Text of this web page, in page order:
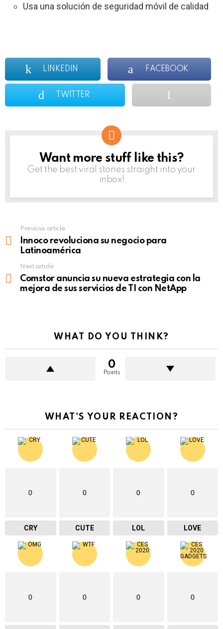
Usa una solución de seguridad móvil de calidad
LINKEDIN FACEBOOK
TWITTER
NEWSLETTER
Want more stuff like this?
Get the best viral stories straight into your
inbox!
more
Previous article
Innoco revoluciona su negocio para
Latinoamérica
Next article
Comstor anuncia su nueva estrategia con la
mejora de sus servicios de TI con NetApp
WHAT DO YOU THINK?
0
Points
WHAT'S YOUR REACTION?
0
CRY
0
CUTE
0
LOL
0
LOVE
0 0 0 0